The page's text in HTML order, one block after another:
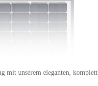
mit unserem eleganten, komplett